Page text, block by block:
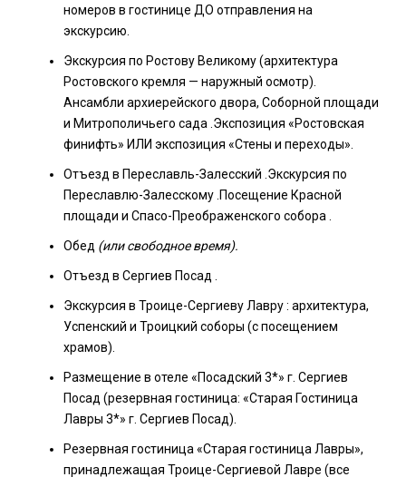
номеров в гостинице ДО отправления на
экскурсию.
Экскурсия по Ростову Великому (архитектура
Ростовского кремля — наружный осмотр).
Ансамбли архиерейского двора, Соборной площади
и Митрополичьего сада .Экспозиция «Ростовская
финифть» ИЛИ экспозиция «Стены и переходы».
Отъезд в Переславль-Залесский .Экскурсия по
Переславлю-Залесскому .Посещение Красной
площади и Спасо-Преображенского собора .
Обед (или свободное время).
Отъезд в Сергиев Посад .
Экскурсия в Троице-Сергиеву Лавру : архитектура,
Успенский и Троицкий соборы (с посещением
храмов).
Размещение в отеле «Посадский 3*» г. Сергиев
Посад (резервная гостиница: «Старая Гостиница
Лавры 3*» г. Сергиев Посад).
Резервная гостиница «Старая гостиница Лавры»,
принадлежащая Троице-Сергиевой Лавре (все